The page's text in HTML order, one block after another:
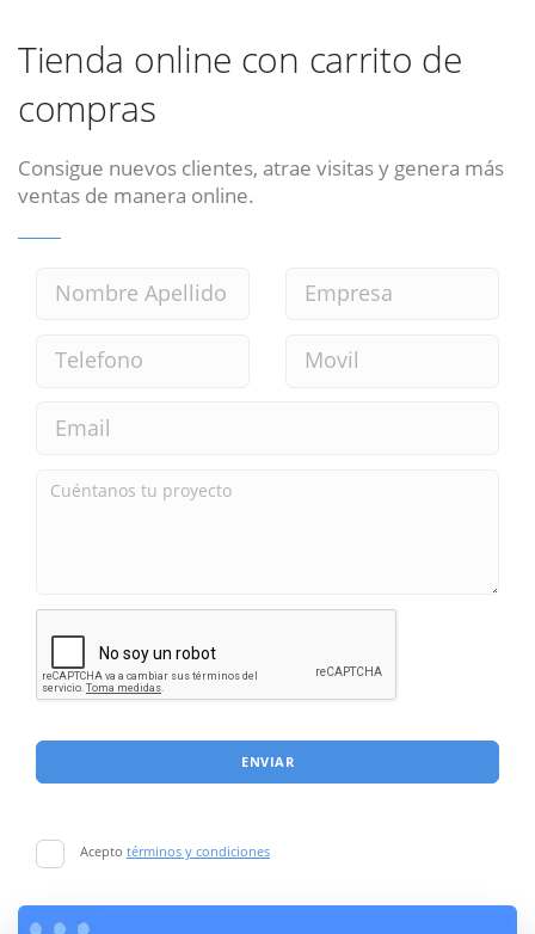
Tienda online con carrito de
compras
Consigue nuevos clientes, atrae visitas y genera más
ventas de manera online.
ENVIAR
Acepto términos y condiciones